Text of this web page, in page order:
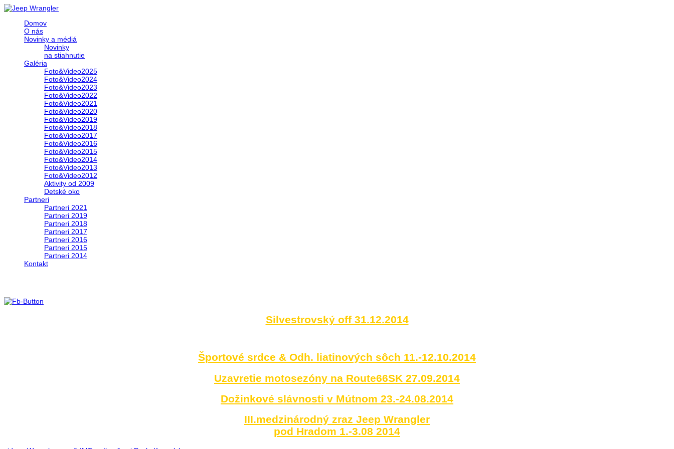
Domov
O nás
Novinky a médiá
Novinky
na stiahnutie
Galéria
Foto&Video2025
Foto&Video2024
Foto&Video2023
Foto&Video2022
Foto&Video2021
Foto&Video2020
Foto&Video2019
Foto&Video2018
Foto&Video2017
Foto&Video2016
Foto&Video2015
Foto&Video2014
Foto&Video2013
Foto&Video2012
Aktivity od 2009
Detské oko
Partneri
Partneri 2021
Partneri 2019
Partneri 2018
Partneri 2017
Partneri 2016
Partneri 2015
Partneri 2014
Kontakt
Silvestrovský off 31.12.2014
Športové srdce & Odh. liatinových sôch 11.-12.10.2014
Uzavretie motosezóny na Route66SK 27.09.2014
Dožinkové slávnosti v Mútnom 23.-24.08.2014
III.medzinárodný zraz Jeep Wrangler
pod Hradom 1.-3.08 2014